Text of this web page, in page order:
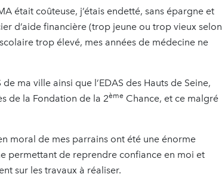
était coûteuse, j’étais endetté, sans épargne et
d’aide financière (trop jeune ou trop vieux selon
trop élevé, mes années de médecine ne
ma ville ainsi que l’EDAS des Hauts de Seine,
de la Fondation de la 2ème Chance, et ce malgré
moral de mes parrains ont été une énorme
permettant de reprendre confiance en moi et
sur les travaux à réaliser.